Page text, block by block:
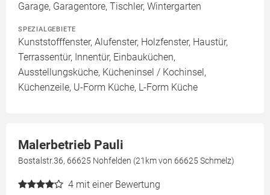
Garage, Garagentore, Tischler, Wintergarten
SPEZIALGEBIETE
Kunststofffenster, Alufenster, Holzfenster, Haustür,
Terrassentür, Innentür, Einbauküchen,
Ausstellungsküche, Kücheninsel / Kochinsel,
Küchenzeile, U-Form Küche, L-Form Küche
Malerbetrieb Pauli
Bostalstr.36, 66625 Nohfelden (21km von 66625 Schmelz)
4 mit einer Bewertung